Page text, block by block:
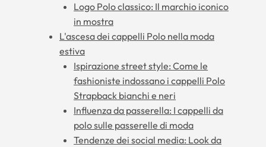
Logo Polo classico: Il marchio iconico
in mostra
L'ascesa dei cappelli Polo nella moda
estiva
Ispirazione street style: Come le
fashioniste indossano i cappelli Polo
Strapback bianchi e neri
Influenza da passerella: I cappelli da
polo sulle passerelle di moda
Tendenze dei social media: Look da